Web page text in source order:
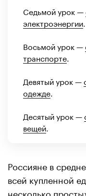
Седьмой урок —
электроэнергии
Восьмой урок —
транспорте
Девятый урок —
одежде
Десятый урок —
вещей
Россияне в
всей купленной
несколько